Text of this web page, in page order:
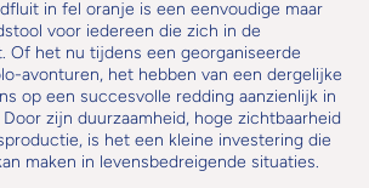
in fel oranje is een eenvoudige maar
voor iedereen die zich in de
Of het nu tijdens een georganiseerde
avonturen, het hebben van een dergelijke
op een succesvolle redding aanzienlijk in
zijn duurzaamheid, hoge zichtbaarheid
is het een kleine investering die
maken in levensbedreigende situaties.